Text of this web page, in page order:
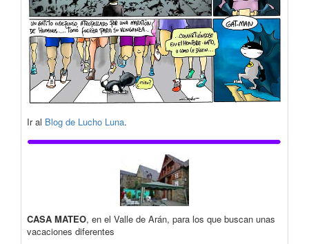
Ir al Blog de Lucho Luna.
CASA MATEO, en el Valle de Arán, para los que buscan unas
vacaciones diferentes